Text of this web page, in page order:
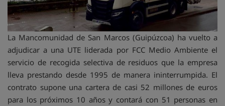
La Mancomunidad de San Marcos (Guipúzcoa) ha vuelto a
adjudicar a una UTE liderada por FCC Medio Ambiente el
servicio de recogida selectiva de residuos que la empresa
lleva prestando desde 1995 de manera ininterrumpida. El
contrato supone una cartera de casi 52 millones de euros
para los próximos 10 años y contará con 51 personas en